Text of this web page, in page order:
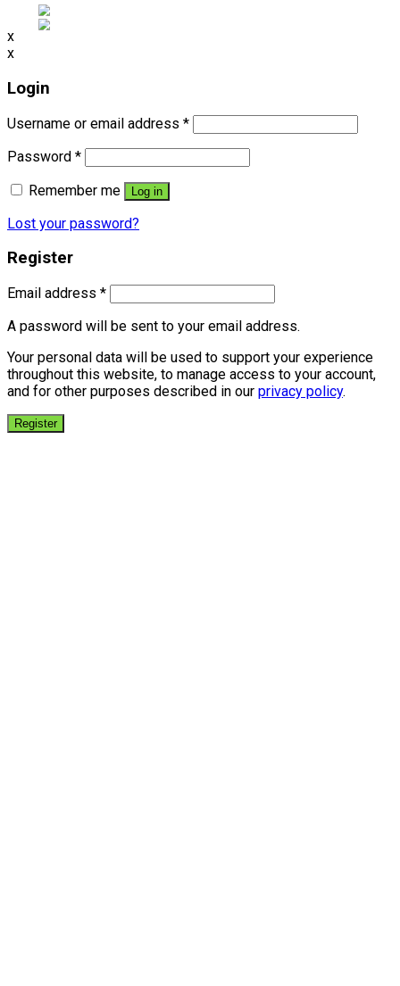
x
x
Login
Username or email address *
Password *
Remember me
Log in
Lost your password?
Register
Email address *
A password will be sent to your email address.
Your personal data will be used to support your experience
throughout this website, to manage access to your account,
and for other purposes described in our privacy policy.
Register